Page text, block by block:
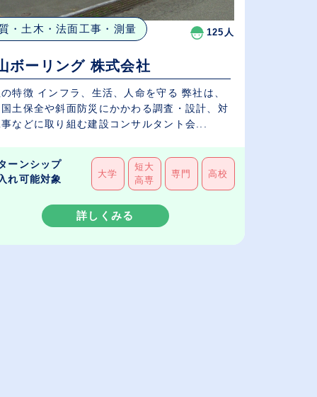
・土木・法面工事・測量 125人
ボーリング 株式会社
特徴 インフラ、生活、人命を守る 弊社は、
土保全や斜面防災にかかわる調査・設計、対
などに取り組む建設コンサルタント会...
ーンシップ
れ可能対象
大学
短大
高専
専門 高校
詳しくみる